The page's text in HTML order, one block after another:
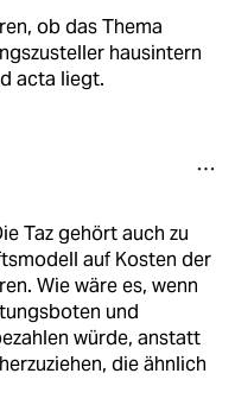
ob das Thema
hausintern
acta liegt.
Taz gehört auch zu
auf Kosten der
Wie wäre es, wenn
und
würde, anstatt
die ähnlich